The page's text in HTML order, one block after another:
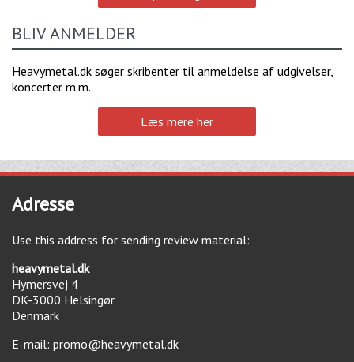
BLIV ANMELDER
Heavymetal.dk søger skribenter til anmeldelse af udgivelser,
koncerter m.m.
Læs mere her
Adresse
Use this address for sending review material:
heavymetal.dk
Hymersvej 4
DK-3000 Helsingør
Denmark
E-mail: promo@heavymetal.dk